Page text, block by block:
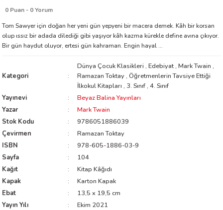
0 Puan - 0 Yorum
Tom Sawyer için doğan her yeni gün yepyeni bir macera demek. Kâh bir korsan
olup ıssız bir adada dilediği gibi yaşıyor kâh kazma kürekle define avına çıkıyor.
Bir gün haydut oluyor, ertesi gün kahraman. Engin hayal ...
Kategori
Dünya Çocuk Klasikleri , Edebiyat , Mark Twain ,
Ramazan Toktay , Öğretmenlerin Tavsiye Ettiği
İlkokul Kitapları , 3. Sınıf , 4. Sınıf
Yayınevi
Beyaz Balina Yayınları
Yazar
Mark Twain
Stok Kodu
9786051886039
Çevirmen
Ramazan Toktay
ISBN
978-605-1886-03-9
Sayfa
104
Kağıt
Kitap Kâğıdı
Kapak
Karton Kapak
Ebat
13,5 x 19,5 cm
Yayın Yılı
Ekim 2021